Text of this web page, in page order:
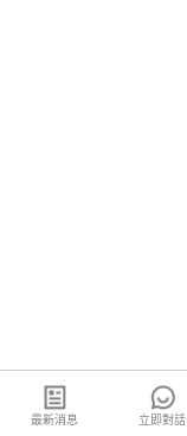
最新消息 立即對話